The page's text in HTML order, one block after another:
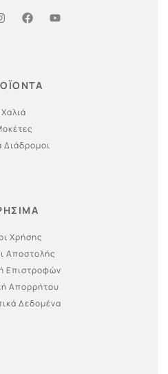
Χαλιά
Διάδρομοι
Χρήσης
Αποστολής
Επιστροφών
Απορρήτου
Δεδομένα